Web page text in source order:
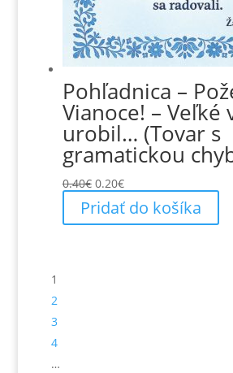
Pohľadnica –
Vianoce! – Veľké
urobil… (Tovar s
gramatickou
0.40€ Pôvodná
cena
bola:
0.20€Aktuálna
cena
je:
Pridať do košíka
1
2
3
4
…